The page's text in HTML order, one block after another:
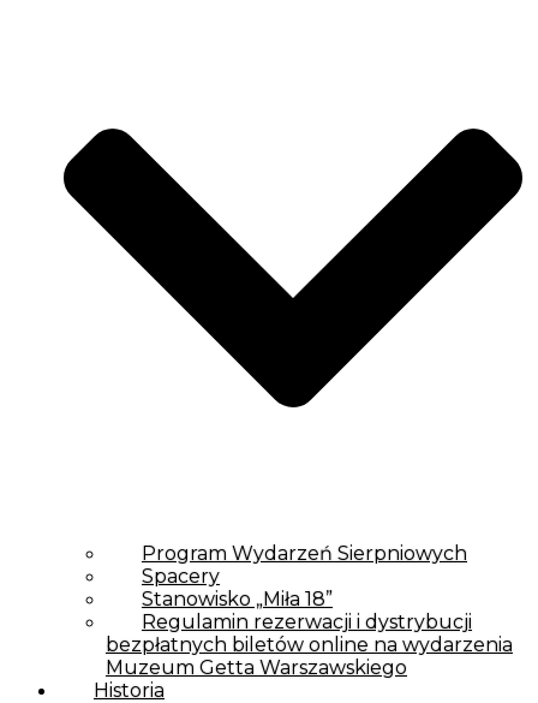
Program Wydarzeń Sierpniowych
Spacery
Stanowisko „Miła 18”
Regulamin rezerwacji i dystrybucji
bezpłatnych biletów online na wydarzenia
Muzeum Getta Warszawskiego
Historia